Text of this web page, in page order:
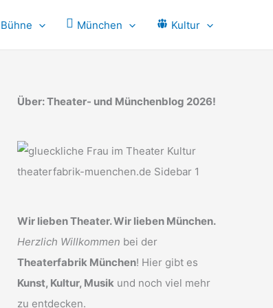
Bühne München Kultur
Über: Theater- und Münchenblog 2026!
Wir lieben Theater. Wir lieben München.
Herzlich Willkommen bei der
Theaterfabrik München! Hier gibt es
Kunst, Kultur, Musik und noch viel mehr
zu entdecken.